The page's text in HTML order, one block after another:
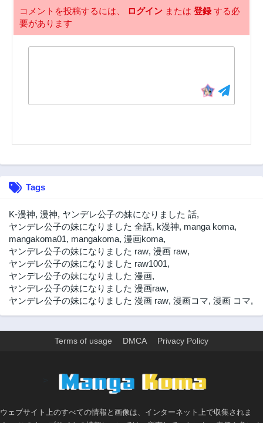
2年前 2年前
73話
63話
2年前
62話
61話
3年前
60話
3年前
59話
3年前
58話
3年前
57話
3年前
56話
3年前
55話
3年前
54話
3年前
53話 52話
3年前
3年前
48話
コメントを投稿するには、 ログイン または 登録する必
要があります
Tags
K-漫神, 漫神, ヤンデレ公子の妹になりました 話,
ヤンデレ公子の妹になりました 全話, k漫神, manga koma,
mangakoma01, mangakoma, 漫画koma,
ヤンデレ公子の妹になりました raw, 漫画 raw,
ヤンデレ公子の妹になりました raw1001,
ヤンデレ公子の妹になりました 漫画,
ヤンデレ公子の妹になりました 漫画raw,
ヤンデレ公子の妹になりました 漫画 raw, 漫画コマ, 漫画 コマ,
Terms of usage DMCA Privacy Policy
ウェブサイト上のすべての情報と画像は、インターネット上で収集されま